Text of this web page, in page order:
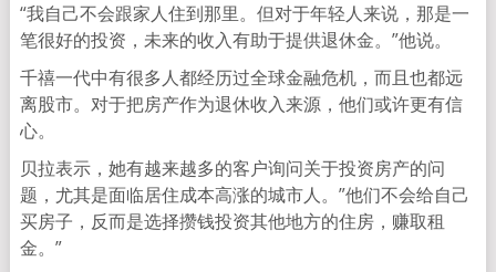
“我自己不会跟家人住到那里。但对于年轻人来说，那是一
笔很好的投资，未来的收入有助于提供退休金。”他说。
千禧一代中有很多人都经历过全球金融危机，而且也都远
离股市。对于把房产作为退休收入来源，他们或许更有信
心。
贝拉表示，她有越来越多的客户询问关于投资房产的问
题，尤其是面临居住成本高涨的城市人。”他们不会给自己
买房子，反而是选择攒钱投资其他地方的住房，赚取租
金。”